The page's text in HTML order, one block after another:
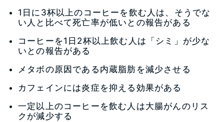
1日に3杯以上のコーヒーを飲む人は、そうでな
い人と比べて死亡率が低いとの報告がある
コーヒーを1日2杯以上飲む人は「シミ」が少な
いとの報告がある
メタボの原因である内蔵脂肪を減少させる
カフェインには炎症を抑える効果がある
一定以上のコーヒーを飲む人は大腸がんのリス
クが減少する